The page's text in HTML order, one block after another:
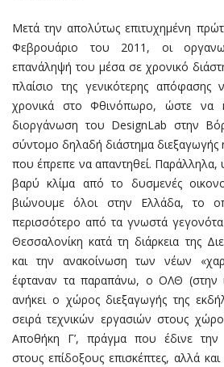
Μετά την απολύτως επιτυχημένη
Φεβρουάριο του 2011, οι
επανάληψή του μέσα σε χρονικό
πλαίσιο της γενικότερης απόφασης
χρονικά στο Φθινόπωρο, ώστε να
διοργάνωση του DesignLab στην
σύντομο δηλαδή διάστημα
που έπρεπε να απαντηθεί.
βαρύ κλίμα από το δυσμενές
βιώνουμε όλοι στην Ελλάδα, το
περισσότερο από τα γνωστά
Θεσσαλονίκη κατά τη διάρκεια της
και την ανακοίνωση των νέων
έφταναν τα παραπάνω, ο ΟΛΘ (στην
ανήκει ο χώρος διεξαγωγής της
σειρά τεχνικών εργασιών στους
Αποθήκη Γ’, πράγμα που έδινε την
στους επίδοξους επισκέπτες, αλλά